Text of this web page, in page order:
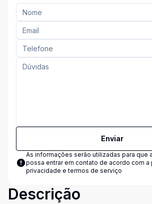
Enviar
As informações serão utilizadas para que
possa entrar em contato de acordo com a
privacidade e termos de serviço
Descrição